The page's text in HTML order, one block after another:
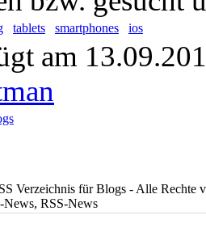
tablets smartphones ios
am
Verzeichnis für Blogs - Alle Rechte
News, RSS-News